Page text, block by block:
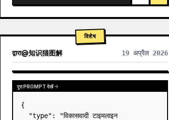
विशेष
द्वारा@知识猫图解 19 अप्रैल 2026
पूरा PROMPT देखें
{
  "type": "विकासवादी टाइमलाइन